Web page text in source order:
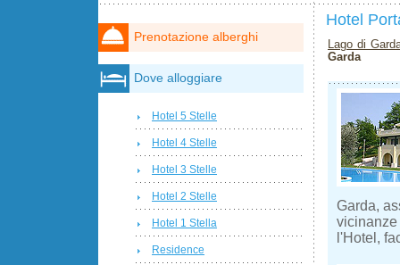
Hotel
Lago di
Garda
Garda,
vicinanze
l'Hotel,
Prenotazione alberghi
Dove alloggiare
Hotel 5 Stelle
Hotel 4 Stelle
Hotel 3 Stelle
Hotel 2 Stelle
Hotel 1 Stella
Residence